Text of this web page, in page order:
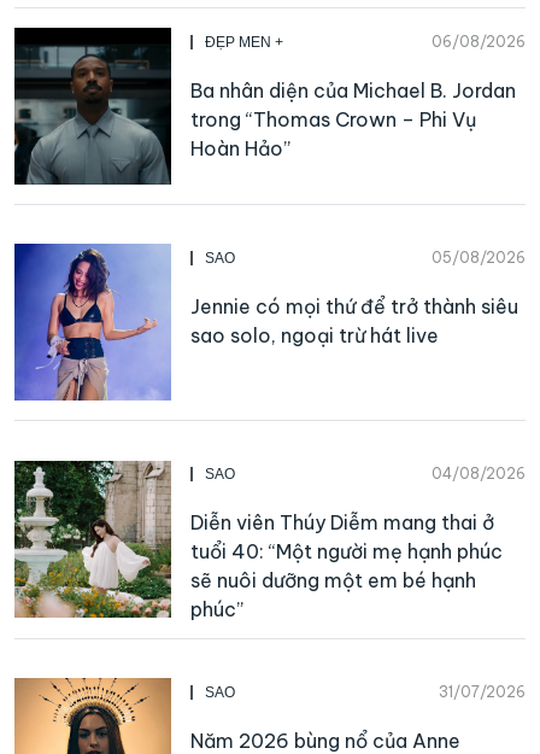
ĐẸP MEN + 06/08/2026
Ba nhân diện của Michael B. Jordan
trong “Thomas Crown – Phi Vụ
Hoàn Hảo”
SAO 05/08/2026
Jennie có mọi thứ để trở thành siêu
sao solo, ngoại trừ hát live
SAO 04/08/2026
Diễn viên Thúy Diễm mang thai ở
tuổi 40: “Một người mẹ hạnh phúc
sẽ nuôi dưỡng một em bé hạnh
phúc”
SAO 31/07/2026
Năm 2026 bùng nổ của Anne